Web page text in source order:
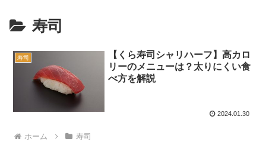
寿司
寿司
【くら寿司シャリハーフ】高カロ
リーのメニューは？太りにくい食
べ方を解説
2024.01.30
ホーム 寿司